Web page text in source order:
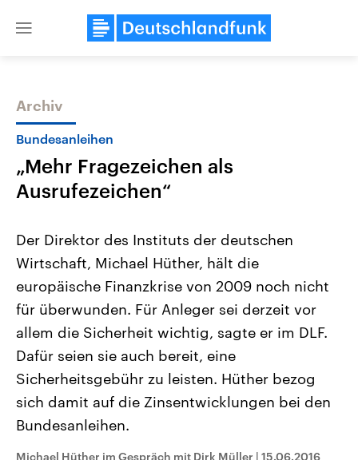
Close
Themen
Landtagswahl Sachsen-Anhalt
2026
Alle Informationen
Sachsen-Anhalt wählt am 6.
September 2026 einen neuen
Landtag. Seit 2021 wird das
Bundesland von einer Koalition aus
Umfragen, Prognosen,
Wahlprogramme, aktuelle Berichte
und Hintergründe zu den Parteien
und Kandidaten der anstehenden
Wahl.
USA
Aktuelle Beiträge,
Hintergründe
Wirtschaftlich und
gehören die Vereinigten
den mächtigsten Ländern
mit großem Einfluss auf
Sendungen Programm Podcasts
Archiv
Bundesanleihen
„Mehr Fragezeichen als
Ausrufezeichen“
Der Direktor des Instituts der deutschen
Wirtschaft, Michael Hüther, hält die
europäische Finanzkrise von 2009 noch nicht
für überwunden. Für Anleger sei derzeit vor
allem die Sicherheit wichtig, sagte er im DLF.
Dafür seien sie auch bereit, eine
Sicherheitsgebühr zu leisten. Hüther bezog
sich damit auf die Zinsentwicklungen bei den
Bundesanleihen.
Michael Hüther im Gespräch mit Dirk Müller | 15.06.2016